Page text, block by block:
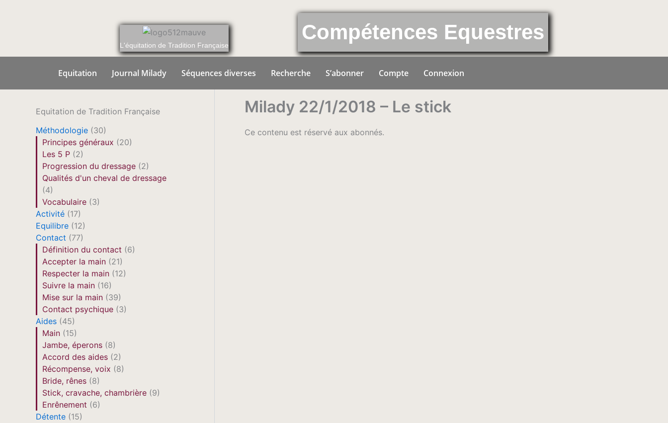
L'équitation de Tradition Française
Compétences Equestres
Equitation Journal Milady Séquences diverses Recherche S’abonner Compte Connexion
Equitation de Tradition Française
Méthodologie (30)
Principes généraux (20)
Les 5 P (2)
Progression du dressage (2)
Qualités d'un cheval de dressage
(4)
Vocabulaire (3)
Activité (17)
Equilibre (12)
Contact (77)
Définition du contact (6)
Accepter la main (21)
Respecter la main (12)
Suivre la main (16)
Mise sur la main (39)
Contact psychique (3)
Aides (45)
Main (15)
Jambe, éperons (8)
Accord des aides (2)
Récompense, voix (8)
Bride, rênes (8)
Stick, cravache, chambrière (9)
Enrênement (6)
Détente (15)
Milady 22/1/2018 – Le stick
Ce contenu est réservé aux abonnés.